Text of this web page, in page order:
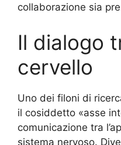
collaborazione sia
Il dialogo
cervello
Uno dei filoni di
il cosiddetto «asse
comunicazione tra
sistema nervoso.